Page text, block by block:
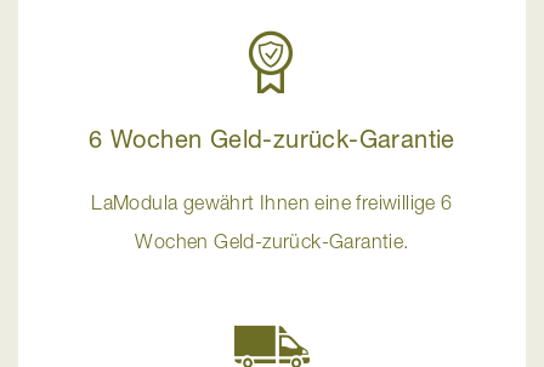
6 Wochen Geld-zurück-Garantie
LaModula gewährt Ihnen eine freiwillige 6
Wochen Geld-zurück-Garantie.